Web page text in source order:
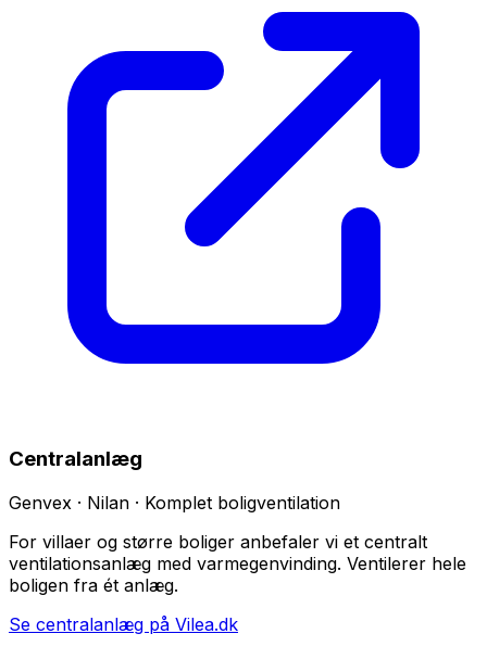
Centralanlæg
Genvex · Nilan · Komplet boligventilation
For villaer og større boliger anbefaler vi et centralt
ventilationsanlæg med varmegenvinding. Ventilerer hele
boligen fra ét anlæg.
Se centralanlæg på Vilea.dk